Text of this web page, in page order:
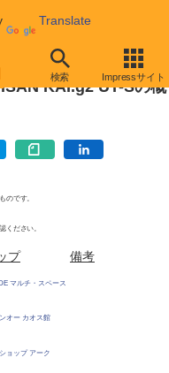
Translate
検索 Impressサイト
KAI.g2 UT-Sの概
のです。
ください。
プ
備考
マルチ・スペース
オー カオス館
ョップ アーク